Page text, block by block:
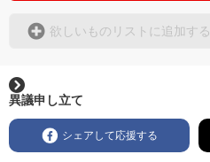
欲しいものリストに追加する
異議申し立て
シェアして応援する